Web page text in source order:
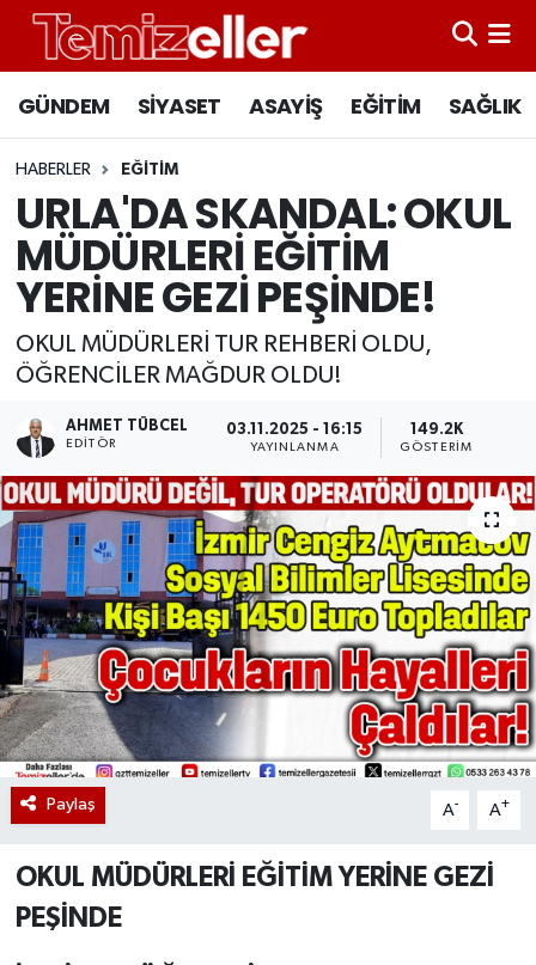
GÜNDEM SİYASET ASAYİŞ EĞİTİM SAĞLIK
HABERLER EĞİTİM
URLA'DA SKANDAL: OKUL
MÜDÜRLERİ EĞİTİM
YERİNE GEZİ PEŞİNDE!
OKUL MÜDÜRLERİ TUR REHBERİ OLDU,
ÖĞRENCİLER MAĞDUR OLDU!
AHMET TÜBCEL
EDITÖR
03.11.2025 - 16:15
YAYINLANMA
149.2K
GÖSTERIM
Paylaş A- A+
OKUL MÜDÜRLERİ EĞİTİM YERİNE GEZİ
PEŞİNDE
CANLI YAYIN
ASAYİŞ
EĞİTİM
SAĞLIK
Hava Durumu
Süper Lig Puan Durumu ve Fikstür
Tüm Manşetler
Son Dakika Haberleri